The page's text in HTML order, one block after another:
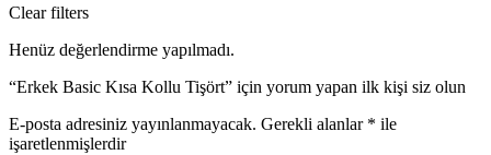
Clear filters
Henüz değerlendirme yapılmadı.
“Erkek Basic Kısa Kollu Tişört” için yorum yapan ilk kişi siz olun
E-posta adresiniz yayınlanmayacak. Gerekli alanlar * ile
işaretlenmişlerdir